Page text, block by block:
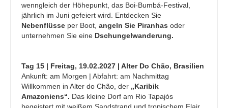
wenngleich der Höhepunkt, das Boi-Bumbá-Festival,
jährlich im Juni gefeiert wird. Entdecken Sie
Nebenflüsse per Boot, angeln Sie Piranhas oder
unternehmen Sie eine Dschungelwanderung.
Tag 15 | Freitag, 19.02.2027 | Alter Do Chão, Brasilien
Ankunft: am Morgen | Abfahrt: am Nachmittag
Willkommen in Alter do Chão, der „Karibik
Amazoniens“. Das kleine Dorf am Rio Tapajós
begeistert mit weißem Sandstrand und tropischem Flair,